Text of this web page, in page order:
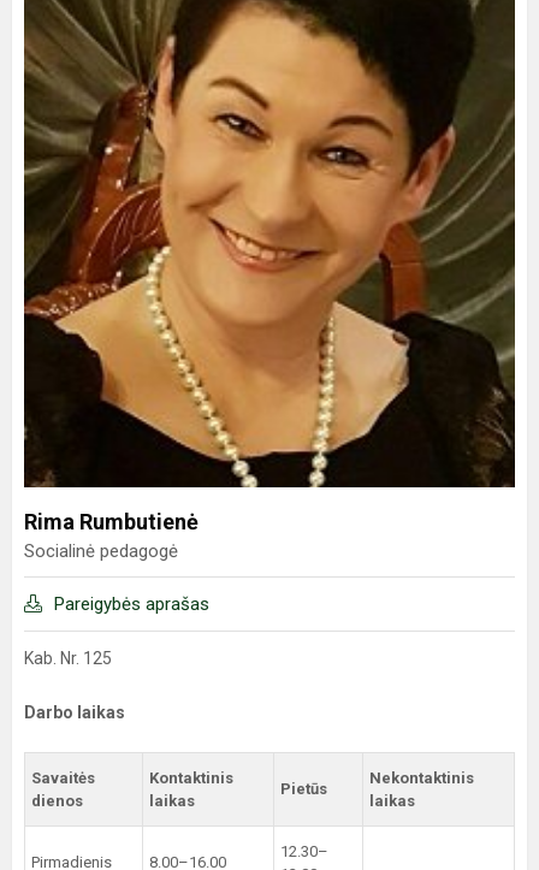
Rima Rumbutienė
Socialinė pedagogė
Pareigybės aprašas
Kab. Nr. 125
Darbo laikas
Savaitės
dienos
Kontaktinis
laikas
Pietūs
Nekontaktinis
laikas
Pirmadienis 8.00–16.00
12.30–